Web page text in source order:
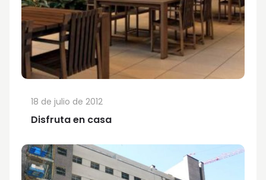
Disfruta en casa
18 de julio de 2012